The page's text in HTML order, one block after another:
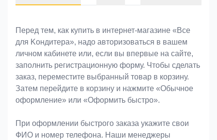
Оформление заказа
Перед тем, как купить в интернет-магазине «Bce
для Koндитeрa», надо авторизоваться в вашем
личном кабинете или, если вы впервые на сайте,
заполнить регистрационную форму. Чтобы сделать
заказ, переместите выбранный товар в корзину.
Затем перейдите в корзину и нажмите «Обычное
оформление» или «Оформить быстро».
При оформлении быстрого заказа укажите свои
ФИО и номер телефона. Наши менеджеры